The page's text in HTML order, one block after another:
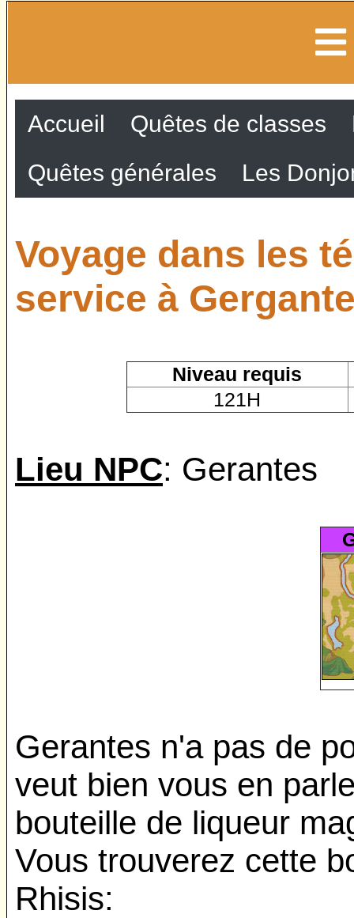
Accueil Quêtes de classes
Quêtes générales
Les
Voyage dans les
service à
Niveau requis
121H
Lieu NPC: Gerantes
Gerantes n'a pas de
veut bien vous en
bouteille de liqueur
Vous trouverez cette
Rhisis: